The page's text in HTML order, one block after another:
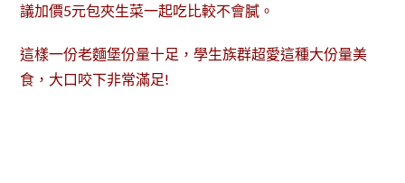
議加價5元包夾生菜一起吃比較不會膩。
這樣一份老麵堡份量十足，學生族群超愛這種大份量美
食，大口咬下非常滿足!